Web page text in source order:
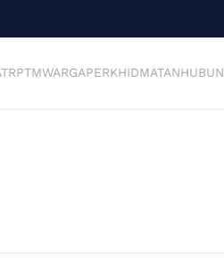
RPTMWARGAPERKHIDMATAN